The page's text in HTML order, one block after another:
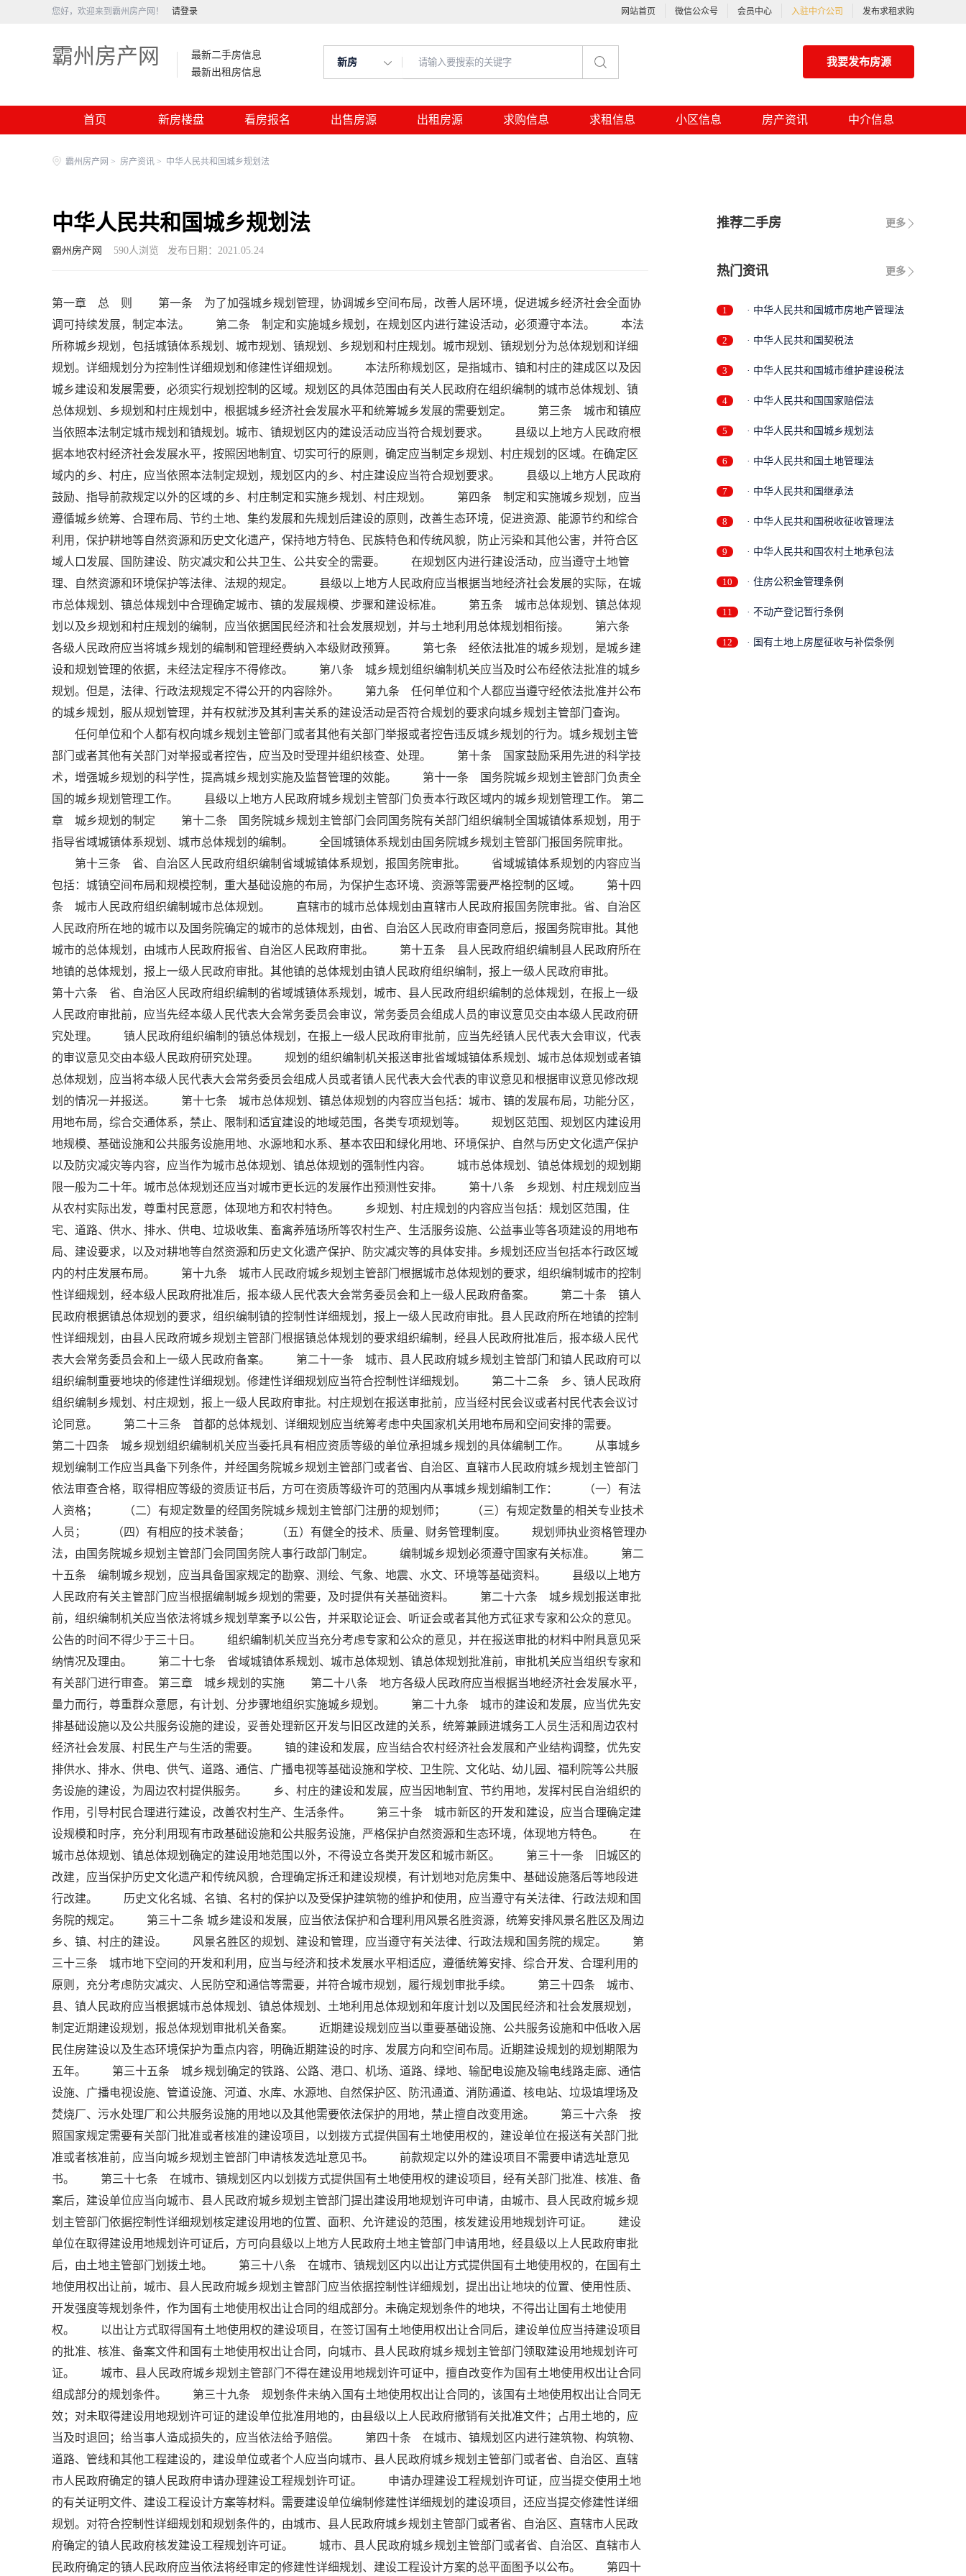
您好，欢迎来到霸州房产网！ 请登录 网站首页 微信公众号 会员中心 入驻中介公司 发布求租求购
霸州房产网
最新二手房信息
最新出租房信息
新房 我要发布房源
首页 新房楼盘 看房报名 出售房源 出租房源 求购信息 求租信息 小区信息 房产资讯 中介信息
霸州房产网 > 房产资讯 > 中华人民共和国城乡规划法
中华人民共和国城乡规划法
霸州房产网 590人浏览 发布日期：2021.05.24
第一章 总 则 第一条 为了加强城乡规划管理，协调城乡空间布局，改善人居环境，促进城乡经济社会全面协
调可持续发展，制定本法。 第二条 制定和实施城乡规划，在规划区内进行建设活动，必须遵守本法。 本法
所称城乡规划，包括城镇体系规划、城市规划、镇规划、乡规划和村庄规划。城市规划、镇规划分为总体规划和详细
规划。详细规划分为控制性详细规划和修建性详细规划。 本法所称规划区，是指城市、镇和村庄的建成区以及因
城乡建设和发展需要，必须实行规划控制的区域。规划区的具体范围由有关人民政府在组织编制的城市总体规划、镇
总体规划、乡规划和村庄规划中，根据城乡经济社会发展水平和统筹城乡发展的需要划定。 第三条 城市和镇应
当依照本法制定城市规划和镇规划。城市、镇规划区内的建设活动应当符合规划要求。 县级以上地方人民政府根
据本地农村经济社会发展水平，按照因地制宜、切实可行的原则，确定应当制定乡规划、村庄规划的区域。在确定区
域内的乡、村庄，应当依照本法制定规划，规划区内的乡、村庄建设应当符合规划要求。 县级以上地方人民政府
鼓励、指导前款规定以外的区域的乡、村庄制定和实施乡规划、村庄规划。 第四条 制定和实施城乡规划，应当
遵循城乡统筹、合理布局、节约土地、集约发展和先规划后建设的原则，改善生态环境，促进资源、能源节约和综合
利用，保护耕地等自然资源和历史文化遗产，保持地方特色、民族特色和传统风貌，防止污染和其他公害，并符合区
域人口发展、国防建设、防灾减灾和公共卫生、公共安全的需要。 在规划区内进行建设活动，应当遵守土地管
理、自然资源和环境保护等法律、法规的规定。 县级以上地方人民政府应当根据当地经济社会发展的实际，在城
市总体规划、镇总体规划中合理确定城市、镇的发展规模、步骤和建设标准。 第五条 城市总体规划、镇总体规
划以及乡规划和村庄规划的编制，应当依据国民经济和社会发展规划，并与土地利用总体规划相衔接。 第六条
各级人民政府应当将城乡规划的编制和管理经费纳入本级财政预算。 第七条 经依法批准的城乡规划，是城乡建
设和规划管理的依据，未经法定程序不得修改。 第八条 城乡规划组织编制机关应当及时公布经依法批准的城乡
规划。但是，法律、行政法规规定不得公开的内容除外。 第九条 任何单位和个人都应当遵守经依法批准并公布
的城乡规划，服从规划管理，并有权就涉及其利害关系的建设活动是否符合规划的要求向城乡规划主管部门查询。
任何单位和个人都有权向城乡规划主管部门或者其他有关部门举报或者控告违反城乡规划的行为。城乡规划主管
部门或者其他有关部门对举报或者控告，应当及时受理并组织核查、处理。 第十条 国家鼓励采用先进的科学技
术，增强城乡规划的科学性，提高城乡规划实施及监督管理的效能。 第十一条 国务院城乡规划主管部门负责全
国的城乡规划管理工作。 县级以上地方人民政府城乡规划主管部门负责本行政区域内的城乡规划管理工作。 第二
章 城乡规划的制定 第十二条 国务院城乡规划主管部门会同国务院有关部门组织编制全国城镇体系规划，用于
指导省域城镇体系规划、城市总体规划的编制。 全国城镇体系规划由国务院城乡规划主管部门报国务院审批。
第十三条 省、自治区人民政府组织编制省域城镇体系规划，报国务院审批。 省域城镇体系规划的内容应当
包括：城镇空间布局和规模控制，重大基础设施的布局，为保护生态环境、资源等需要严格控制的区域。 第十四
条 城市人民政府组织编制城市总体规划。 直辖市的城市总体规划由直辖市人民政府报国务院审批。省、自治区
人民政府所在地的城市以及国务院确定的城市的总体规划，由省、自治区人民政府审查同意后，报国务院审批。其他
城市的总体规划，由城市人民政府报省、自治区人民政府审批。 第十五条 县人民政府组织编制县人民政府所在
地镇的总体规划，报上一级人民政府审批。其他镇的总体规划由镇人民政府组织编制，报上一级人民政府审批。
第十六条 省、自治区人民政府组织编制的省域城镇体系规划，城市、县人民政府组织编制的总体规划，在报上一级
人民政府审批前，应当先经本级人民代表大会常务委员会审议，常务委员会组成人员的审议意见交由本级人民政府研
究处理。 镇人民政府组织编制的镇总体规划，在报上一级人民政府审批前，应当先经镇人民代表大会审议，代表
的审议意见交由本级人民政府研究处理。 规划的组织编制机关报送审批省域城镇体系规划、城市总体规划或者镇
总体规划，应当将本级人民代表大会常务委员会组成人员或者镇人民代表大会代表的审议意见和根据审议意见修改规
划的情况一并报送。 第十七条 城市总体规划、镇总体规划的内容应当包括：城市、镇的发展布局，功能分区，
用地布局，综合交通体系，禁止、限制和适宜建设的地域范围，各类专项规划等。 规划区范围、规划区内建设用
地规模、基础设施和公共服务设施用地、水源地和水系、基本农田和绿化用地、环境保护、自然与历史文化遗产保护
以及防灾减灾等内容，应当作为城市总体规划、镇总体规划的强制性内容。 城市总体规划、镇总体规划的规划期
限一般为二十年。城市总体规划还应当对城市更长远的发展作出预测性安排。 第十八条 乡规划、村庄规划应当
从农村实际出发，尊重村民意愿，体现地方和农村特色。 乡规划、村庄规划的内容应当包括：规划区范围，住
宅、道路、供水、排水、供电、垃圾收集、畜禽养殖场所等农村生产、生活服务设施、公益事业等各项建设的用地布
局、建设要求，以及对耕地等自然资源和历史文化遗产保护、防灾减灾等的具体安排。乡规划还应当包括本行政区域
内的村庄发展布局。 第十九条 城市人民政府城乡规划主管部门根据城市总体规划的要求，组织编制城市的控制
性详细规划，经本级人民政府批准后，报本级人民代表大会常务委员会和上一级人民政府备案。 第二十条 镇人
民政府根据镇总体规划的要求，组织编制镇的控制性详细规划，报上一级人民政府审批。县人民政府所在地镇的控制
性详细规划，由县人民政府城乡规划主管部门根据镇总体规划的要求组织编制，经县人民政府批准后，报本级人民代
表大会常务委员会和上一级人民政府备案。 第二十一条 城市、县人民政府城乡规划主管部门和镇人民政府可以
组织编制重要地块的修建性详细规划。修建性详细规划应当符合控制性详细规划。 第二十二条 乡、镇人民政府
组织编制乡规划、村庄规划，报上一级人民政府审批。村庄规划在报送审批前，应当经村民会议或者村民代表会议讨
论同意。 第二十三条 首都的总体规划、详细规划应当统筹考虑中央国家机关用地布局和空间安排的需要。
第二十四条 城乡规划组织编制机关应当委托具有相应资质等级的单位承担城乡规划的具体编制工作。 从事城乡
规划编制工作应当具备下列条件，并经国务院城乡规划主管部门或者省、自治区、直辖市人民政府城乡规划主管部门
依法审查合格，取得相应等级的资质证书后，方可在资质等级许可的范围内从事城乡规划编制工作： （一）有法
人资格； （二）有规定数量的经国务院城乡规划主管部门注册的规划师； （三）有规定数量的相关专业技术
人员； （四）有相应的技术装备； （五）有健全的技术、质量、财务管理制度。 规划师执业资格管理办
法，由国务院城乡规划主管部门会同国务院人事行政部门制定。 编制城乡规划必须遵守国家有关标准。 第二
十五条 编制城乡规划，应当具备国家规定的勘察、测绘、气象、地震、水文、环境等基础资料。 县级以上地方
人民政府有关主管部门应当根据编制城乡规划的需要，及时提供有关基础资料。 第二十六条 城乡规划报送审批
前，组织编制机关应当依法将城乡规划草案予以公告，并采取论证会、听证会或者其他方式征求专家和公众的意见。
公告的时间不得少于三十日。 组织编制机关应当充分考虑专家和公众的意见，并在报送审批的材料中附具意见采
纳情况及理由。 第二十七条 省域城镇体系规划、城市总体规划、镇总体规划批准前，审批机关应当组织专家和
有关部门进行审查。 第三章 城乡规划的实施 第二十八条 地方各级人民政府应当根据当地经济社会发展水平，
量力而行，尊重群众意愿，有计划、分步骤地组织实施城乡规划。 第二十九条 城市的建设和发展，应当优先安
排基础设施以及公共服务设施的建设，妥善处理新区开发与旧区改建的关系，统筹兼顾进城务工人员生活和周边农村
经济社会发展、村民生产与生活的需要。 镇的建设和发展，应当结合农村经济社会发展和产业结构调整，优先安
排供水、排水、供电、供气、道路、通信、广播电视等基础设施和学校、卫生院、文化站、幼儿园、福利院等公共服
务设施的建设，为周边农村提供服务。 乡、村庄的建设和发展，应当因地制宜、节约用地，发挥村民自治组织的
作用，引导村民合理进行建设，改善农村生产、生活条件。 第三十条 城市新区的开发和建设，应当合理确定建
设规模和时序，充分利用现有市政基础设施和公共服务设施，严格保护自然资源和生态环境，体现地方特色。 在
城市总体规划、镇总体规划确定的建设用地范围以外，不得设立各类开发区和城市新区。 第三十一条 旧城区的
改建，应当保护历史文化遗产和传统风貌，合理确定拆迁和建设规模，有计划地对危房集中、基础设施落后等地段进
行改建。 历史文化名城、名镇、名村的保护以及受保护建筑物的维护和使用，应当遵守有关法律、行政法规和国
务院的规定。 第三十二条 城乡建设和发展，应当依法保护和合理利用风景名胜资源，统筹安排风景名胜区及周边
乡、镇、村庄的建设。 风景名胜区的规划、建设和管理，应当遵守有关法律、行政法规和国务院的规定。 第
三十三条 城市地下空间的开发和利用，应当与经济和技术发展水平相适应，遵循统筹安排、综合开发、合理利用的
原则，充分考虑防灾减灾、人民防空和通信等需要，并符合城市规划，履行规划审批手续。 第三十四条 城市、
县、镇人民政府应当根据城市总体规划、镇总体规划、土地利用总体规划和年度计划以及国民经济和社会发展规划，
制定近期建设规划，报总体规划审批机关备案。 近期建设规划应当以重要基础设施、公共服务设施和中低收入居
民住房建设以及生态环境保护为重点内容，明确近期建设的时序、发展方向和空间布局。近期建设规划的规划期限为
五年。 第三十五条 城乡规划确定的铁路、公路、港口、机场、道路、绿地、输配电设施及输电线路走廊、通信
设施、广播电视设施、管道设施、河道、水库、水源地、自然保护区、防汛通道、消防通道、核电站、垃圾填埋场及
焚烧厂、污水处理厂和公共服务设施的用地以及其他需要依法保护的用地，禁止擅自改变用途。 第三十六条 按
照国家规定需要有关部门批准或者核准的建设项目，以划拨方式提供国有土地使用权的，建设单位在报送有关部门批
准或者核准前，应当向城乡规划主管部门申请核发选址意见书。 前款规定以外的建设项目不需要申请选址意见
书。 第三十七条 在城市、镇规划区内以划拨方式提供国有土地使用权的建设项目，经有关部门批准、核准、备
案后，建设单位应当向城市、县人民政府城乡规划主管部门提出建设用地规划许可申请，由城市、县人民政府城乡规
划主管部门依据控制性详细规划核定建设用地的位置、面积、允许建设的范围，核发建设用地规划许可证。 建设
单位在取得建设用地规划许可证后，方可向县级以上地方人民政府土地主管部门申请用地，经县级以上人民政府审批
后，由土地主管部门划拨土地。 第三十八条 在城市、镇规划区内以出让方式提供国有土地使用权的，在国有土
地使用权出让前，城市、县人民政府城乡规划主管部门应当依据控制性详细规划，提出出让地块的位置、使用性质、
开发强度等规划条件，作为国有土地使用权出让合同的组成部分。未确定规划条件的地块，不得出让国有土地使用
权。 以出让方式取得国有土地使用权的建设项目，在签订国有土地使用权出让合同后，建设单位应当持建设项目
的批准、核准、备案文件和国有土地使用权出让合同，向城市、县人民政府城乡规划主管部门领取建设用地规划许可
证。 城市、县人民政府城乡规划主管部门不得在建设用地规划许可证中，擅自改变作为国有土地使用权出让合同
组成部分的规划条件。 第三十九条 规划条件未纳入国有土地使用权出让合同的，该国有土地使用权出让合同无
效；对未取得建设用地规划许可证的建设单位批准用地的，由县级以上人民政府撤销有关批准文件；占用土地的，应
当及时退回；给当事人造成损失的，应当依法给予赔偿。 第四十条 在城市、镇规划区内进行建筑物、构筑物、
道路、管线和其他工程建设的，建设单位或者个人应当向城市、县人民政府城乡规划主管部门或者省、自治区、直辖
市人民政府确定的镇人民政府申请办理建设工程规划许可证。 申请办理建设工程规划许可证，应当提交使用土地
的有关证明文件、建设工程设计方案等材料。需要建设单位编制修建性详细规划的建设项目，还应当提交修建性详细
规划。对符合控制性详细规划和规划条件的，由城市、县人民政府城乡规划主管部门或者省、自治区、直辖市人民政
府确定的镇人民政府核发建设工程规划许可证。 城市、县人民政府城乡规划主管部门或者省、自治区、直辖市人
民政府确定的镇人民政府应当依法将经审定的修建性详细规划、建设工程设计方案的总平面图予以公布。 第四十
更多
推荐二手房
更多
热门资讯
1 · 中华人民共和国城市房地产管理法
2 · 中华人民共和国契税法
3 · 中华人民共和国城市维护建设税法
4 · 中华人民共和国国家赔偿法
5 · 中华人民共和国城乡规划法
6 · 中华人民共和国土地管理法
7 · 中华人民共和国继承法
8 · 中华人民共和国税收征收管理法
9 · 中华人民共和国农村土地承包法
10 · 住房公积金管理条例
11 · 不动产登记暂行条例
12 · 国有土地上房屋征收与补偿条例